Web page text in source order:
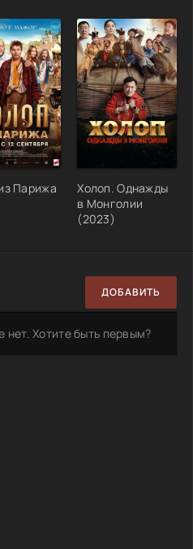
Парижа
Холоп. Однажды
в Монголии
(2023)
ДОБАВИТЬ
Хотите быть первым?